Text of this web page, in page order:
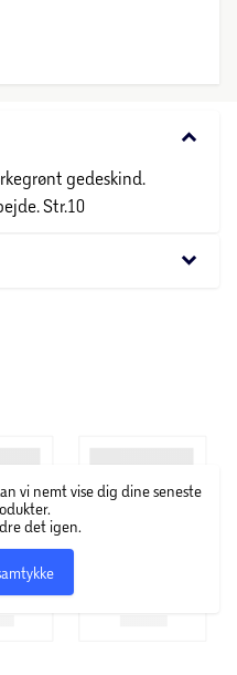
keyboard_arrow_down
gedeskind.
Str.10
keyboard_arrow_down
vi nemt vise dig dine seneste
det igen.